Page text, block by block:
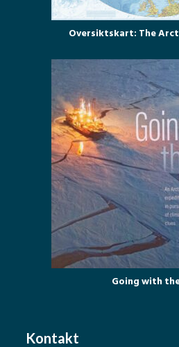
Oversiktskart: The
Going with
Kontakt